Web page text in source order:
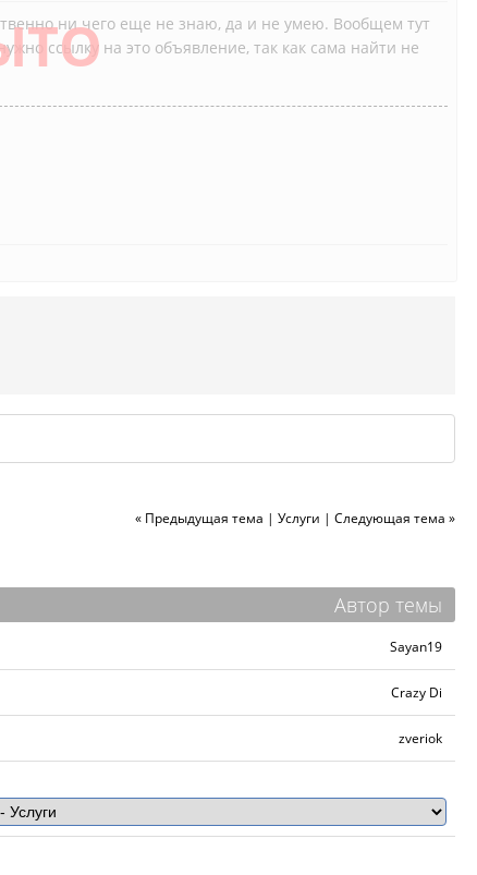
ни чего еще не знаю, да и не умею. Вообщем тут
ссылку на это объявление, так как сама найти не
« Предыдущая тема | Услуги | Следующая тема »
Автор темы
Sayan19
Crazy Di
zveriok